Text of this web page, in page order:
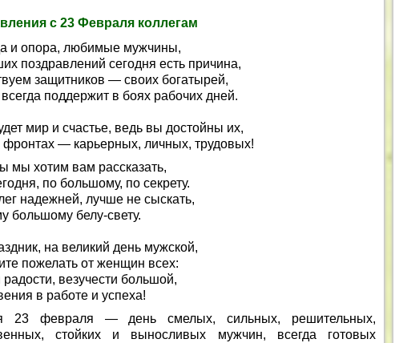
с 23 Февраля коллегам
и опора, любимые мужчины,
поздравлений сегодня есть причина,
защитников — своих богатырей,
всегда поддержит в боях рабочих дней.
мир и счастье, ведь вы достойны их,
фронтах — карьерных, личных, трудовых!
мы хотим вам рассказать,
по большому, по секрету.
надежней, лучше не сыскать,
большому белу-свету.
на великий день мужской,
пожелать от женщин всех:
везучести большой,
в работе и успеха!
23 февраля — день смелых, сильных, решительных,
стойких и выносливых мужчин, всегда готовых